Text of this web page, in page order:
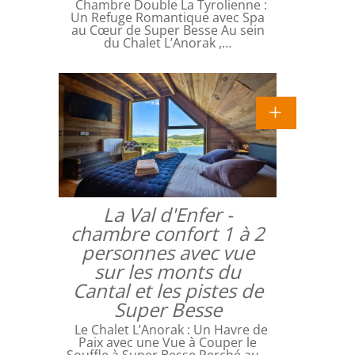
Chambre Double La Tyrolienne :
Un Refuge Romantique avec Spa
au Cœur de Super Besse Au sein
du Chalet L’Anorak ,…
La Val d'Enfer -
chambre confort 1 à 2
personnes avec vue
sur les monts du
Cantal et les pistes de
Super Besse
Le Chalet L’Anorak : Un Havre de
Paix avec une Vue à Couper le